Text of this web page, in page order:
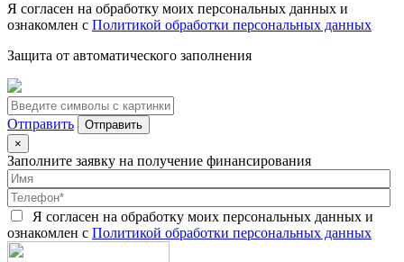
Я согласен на обработку моих персональных данных и
ознакомлен с Политикой обработки персональных данных
Защита от автоматического заполнения
Отправить
×
Заполните заявку на получение финансирования
Я согласен на обработку моих персональных данных и
ознакомлен с Политикой обработки персональных данных